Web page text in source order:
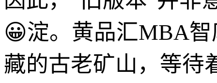
😀淀。黄品汇MBA
藏的古老矿山，等待